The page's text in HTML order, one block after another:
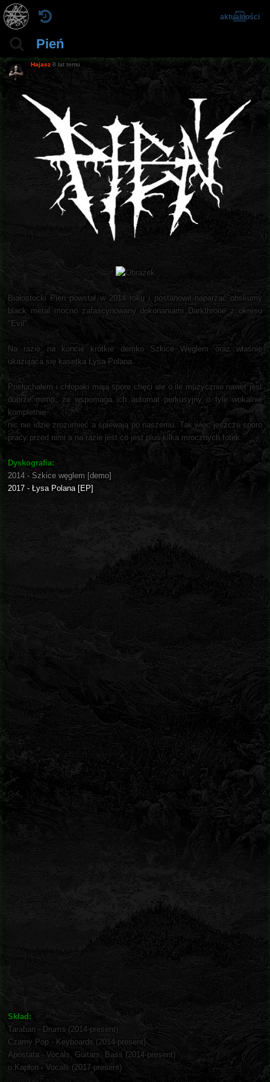
Pień
aktualności
Hajasz 8 lat temu
Białostocki Pień powstał w 2014 roku i postanowił naparzać obskurny
black metal mocno zafascynowany dokonaniami Darkthrone z okresu
"Evil".
Na razie na koncie krótkie demko Szkice Węglem oraz właśnie
ukazująca się kasetka Łysa Polana.
Posłuchałem i chłopaki mają spore chęci ale o ile muzycznie nawet jest
dobrze mimo, że wspomaga ich automat perkusyjny o tyle wokalnie
kompletnie
nic nie idzie zrozumieć a śpiewają po naszemu. Tak więc jeszcze sporo
pracy przed nimi a na razie jest co jest plus kilka mrocznych fotek.
Dyskografia:
2014 - Szkice węglem [demo]
2017 - Łysa Polana [EP]
Skład:
Taraban - Drums (2014-present)
Czarny Pop - Keyboards (2014-present)
Apostata - Vocals, Guitars, Bass (2014-present)
o.Kapłon - Vocals (2017-present)